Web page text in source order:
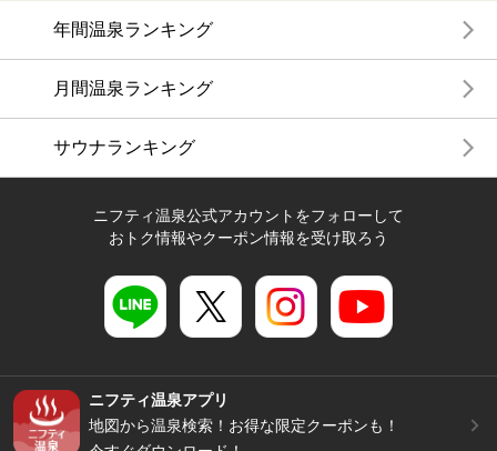
年間温泉ランキング
月間温泉ランキング
サウナランキング
ニフティ温泉公式アカウントをフォローして
おトク情報やクーポン情報を受け取ろう
ニフティ温泉アプリ
地図から温泉検索！お得な限定クーポンも！